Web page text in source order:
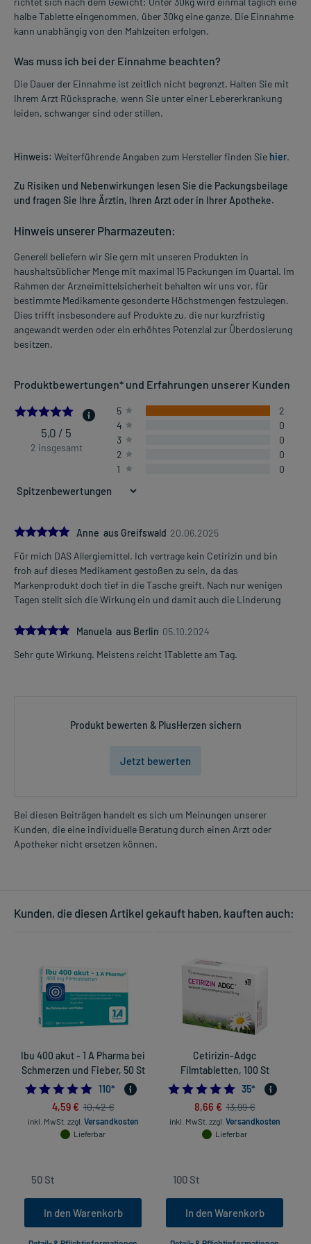
halbe Tablette eingenommen, über 30kg eine ganze. Die Einnahme
kann unabhängig von den Mahlzeiten erfolgen.
Was muss ich bei der Einnahme beachten?
Die Dauer der Einnahme ist zeitlich nicht begrenzt. Halten Sie mit
Ihrem Arzt Rücksprache, wenn Sie unter einer Lebererkrankung
leiden, schwanger sind oder stillen.
Hinweis: Weiterführende Angaben zum Hersteller finden Sie hier.
Zu Risiken und Nebenwirkungen lesen Sie die Packungsbeilage
und fragen Sie Ihre Ärztin, Ihren Arzt oder in Ihrer Apotheke.
Hinweis unserer Pharmazeuten:
Generell beliefern wir Sie gern mit unseren Produkten in
haushaltsüblicher Menge mit maximal 15 Packungen im Quartal. Im
Rahmen der Arzneimittelsicherheit behalten wir uns vor, für
bestimmte Medikamente gesonderte Höchstmengen festzulegen.
Dies trifft insbesondere auf Produkte zu, die nur kurzfristig
angewandt werden oder ein erhöhtes Potenzial zur Überdosierung
besitzen.
Produktbewertungen* und Erfahrungen unserer Kunden
5.0
5,0 / 5
2 insgesamt
5
2
4
0
3
0
2
0
1
0
5.0Anne aus Greifswald 20.06.2025
Für mich DAS Allergiemittel. Ich vertrage kein Cetirizin und bin
froh auf dieses Medikament gestoßen zu sein, da das
Markenprodukt doch tief in die Tasche greift. Nach nur wenigen
Tagen stellt sich die Wirkung ein und damit auch die Linderung
5.0
Manuela aus Berlin 05.10.2024
Sehr gute Wirkung. Meistens reicht 1Tablette am Tag.
Produkt bewerten & PlusHerzen sichern
Jetzt bewerten
Bei diesen Beiträgen handelt es sich um Meinungen unserer
Kunden, die eine individuelle Beratung durch einen Arzt oder
Apotheker nicht ersetzen können.
Kunden, die diesen Artikel gekauft haben, kauften auch:
Ibu 400 akut - 1 A Pharma bei
Schmerzen und Fieber, 50 St
4.872727272727273
110*
4,59 € 10,42 €
inkl. MwSt. zzgl. Versandkosten
Lieferbar
In den Warenkorb
Cetirizin-Adgc
Filmtabletten, 100 St
35*
8,66 € 13,99 €
inkl. MwSt. zzgl. Versandkosten
Lieferbar
In den Warenkorb